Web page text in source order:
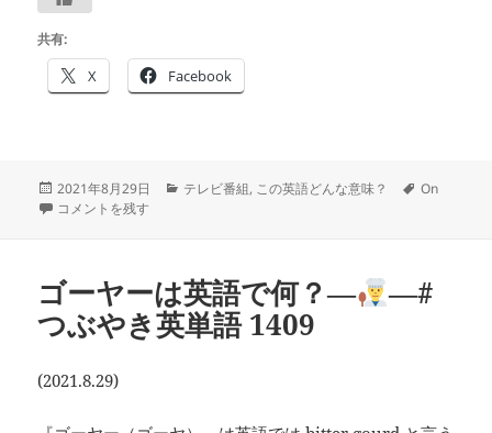
共有:
X Facebook
投
稿
2021年8月29日
カ
テレビ番組, この英語どんな意味？
タ
On
On your marks は？ ―
コメントを残す
ゴーヤーは英語で何？―
―#
つぶやき英単語 1409
(2021.8.29)